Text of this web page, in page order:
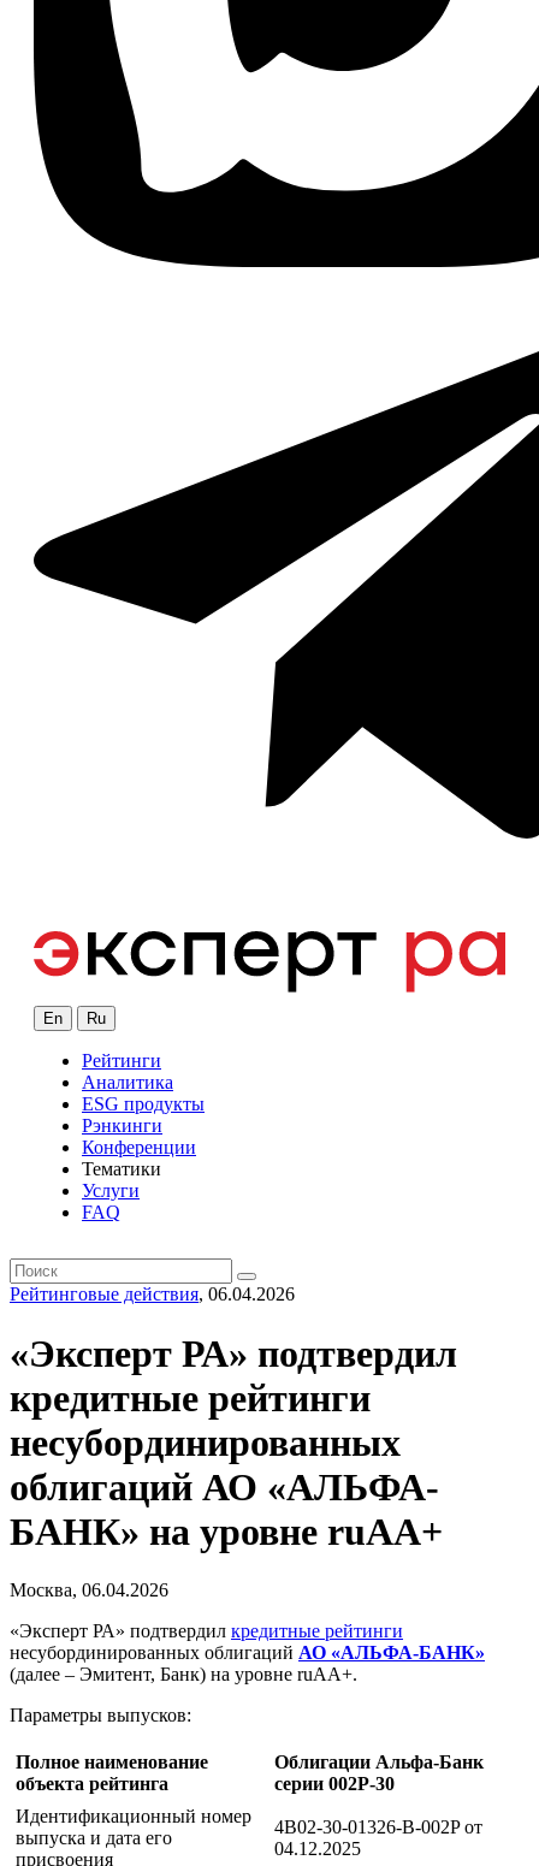
En Ru
Рейтинги
Аналитика
ESG продукты
Рэнкинги
Конференции
Тематики
Услуги
FAQ
Рейтинговые действия, 06.04.2026
«Эксперт РА» подтвердил
кредитные рейтинги
несубординированных
облигаций АО «АЛЬФА-
БАНК» на уровне ruAA+
Москва, 06.04.2026
«Эксперт РА» подтвердил кредитные рейтинги
несубординированных облигаций АО «АЛЬФА-БАНК»
(далее – Эмитент, Банк) на уровне ruAA+.
Параметры выпусков:
Полное наименование
объекта рейтинга
Облигации Альфа-Банк
серии 002Р-30
Идентификационный номер
выпуска и дата его
присвоения
4B02-30-01326-B-002P от
04.12.2025